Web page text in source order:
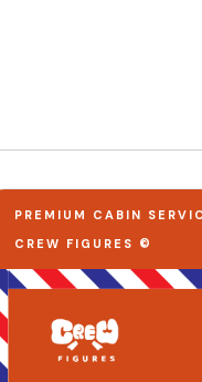
PREMIUM CABIN
CREW FIGURES ©